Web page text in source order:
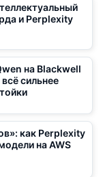
и Perplexity
на Blackwell
сильнее
как Perplexity
на AWS